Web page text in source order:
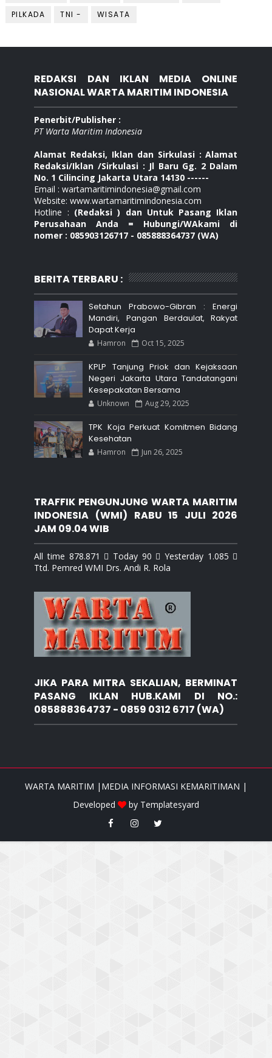
PILKADA
TNI - WISATA
REDAKSI DAN IKLAN MEDIA ONLINE
NASIONAL WARTA MARITIM INDONESIA
Penerbit/Publisher :
PT Warta Maritim Indonesia
Alamat Redaksi, Iklan dan Sirkulasi : Alamat
Redaksi/Iklan /Sirkulasi : Jl Baru Gg. 2 Dalam
No. 1 Cilincing Jakarta Utara 14130 ------
Email : wartamaritimindonesia@gmail.com
Website: www.wartamaritimindonesia.com
Hotline : (Redaksi ) dan Untuk Pasang Iklan
Perusahaan Anda = Hubungi/WAkami di
nomer : 085903126717 - 085888364737 (WA)
BERITA TERBARU :
Setahun Prabowo-Gibran : Energi
Mandiri, Pangan Berdaulat, Rakyat
Dapat Kerja
Hamron Oct 15, 2025
KPLP Tanjung Priok dan Kejaksaan
Negeri Jakarta Utara Tandatangani
Kesepakatan Bersama
Unknown Aug 29, 2025
TPK Koja Perkuat Komitmen Bidang
Kesehatan
Hamron Jun 26, 2025
TRAFFIK PENGUNJUNG WARTA MARITIM
INDONESIA (WMI) RABU 15 JULI 2026
JAM 09.04 WIB
All time 878.871  Today 90  Yesterday 1.085 
Ttd. Pemred WMI Drs. Andi R. Rola
JIKA PARA MITRA SEKALIAN, BERMINAT
PASANG IKLAN HUB.KAMI DI NO.:
085888364737 - 0859 0312 6717 (WA)
WARTA MARITIM |MEDIA INFORMASI KEMARITIMAN |
Developed
by Templatesyard